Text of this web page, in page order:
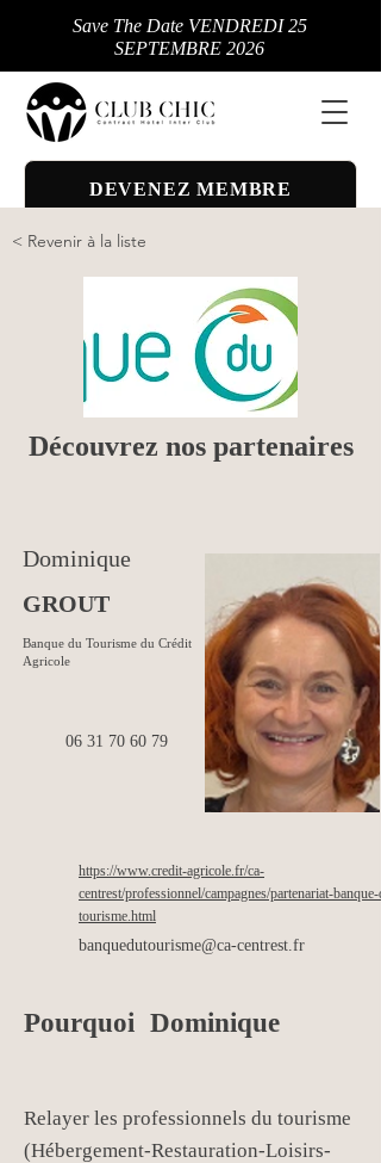
Save The Date VENDREDI 25
SEPTEMBRE 2026
DEVENEZ MEMBRE
< Revenir à la liste
Découvrez nos partenaires
Dominique
GROUT
Banque du Tourisme du Crédit
Agricole
06 31 70 60 79
https://www.credit-agricole.fr/ca-
centrest/professionnel/campagnes/partenariat-banque-
tourisme.html
banquedutourisme@ca-centrest.fr
Pourquoi Dominique
Relayer les professionnels du tourisme
(Hébergement-Restauration-Loisirs-